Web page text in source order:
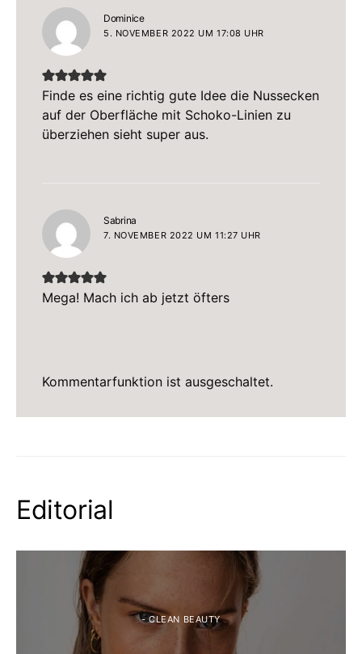
Dominicesagt:
5. NOVEMBER 2022 UM 17:08 UHR
Finde es eine richtig gute Idee die Nussecken
auf der Oberfläche mit Schoko-Linien zu
überziehen sieht super aus.
Sabrina
7. NOVEMBER 2022 UM 11:27 UHR
Mega! Mach ich ab jetzt öfters
Kommentarfunktion ist ausgeschaltet.
Editorial
- CLEAN BEAUTY